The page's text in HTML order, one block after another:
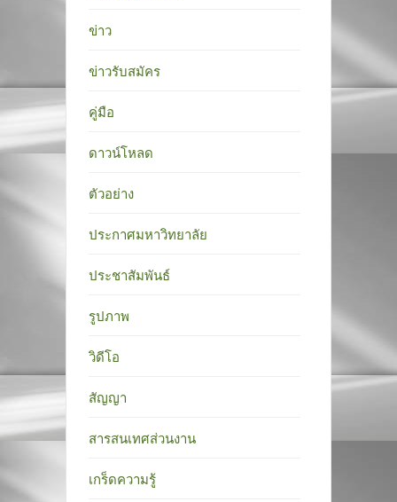
ข่าว
ข่าวรับสมัคร
คู่มือ
ดาวน์โหลด
ตัวอย่าง
ประกาศมหาวิทยาลัย
ประชาสัมพันธ์
รูปภาพ
วิดีโอ
สัญญา
สารสนเทศส่วนงาน
เกร็ดความรู้